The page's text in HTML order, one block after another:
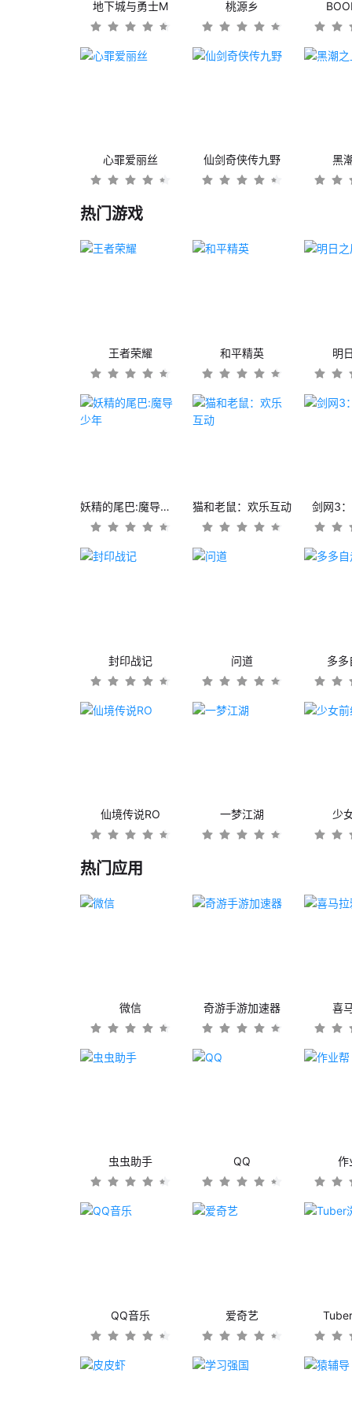
地下城与勇士M 桃源乡
心罪爱丽丝 仙剑奇侠传九野 黑
热门游戏
王者荣耀 和平精英 明
妖精的尾巴:魔导少年 猫和老鼠：欢乐互动 剑网3
封印战记 问道 多多
仙境传说RO 一梦江湖 少
热门应用
微信 奇游手游加速器 喜
虫虫助手 QQ 作
QQ音乐 爱奇艺